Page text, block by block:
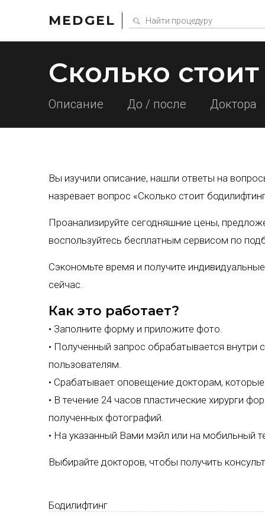
MEDGEL
Сколько
Описание До / после Доктора
Вы изучили описание, нашли ответы на
назревает вопрос «Сколько стоит
Проанализируйте сегодняшние цены,
воспользуйтесь бесплатным сервисом по
Сэкономьте время и получите
сейчас.
Как это работает?
• Заполните форму и приложите фото.
• Полученный запрос обрабатывается внутри
пользователям.
• Срабатывает оповещение докторам,
• В течение 24 часов пластические хирурги
полученных фотографий.
• На указанный Вами мэйл или на мобильный
Выбирайте докторов, чтобы получить
Бодилифтинг